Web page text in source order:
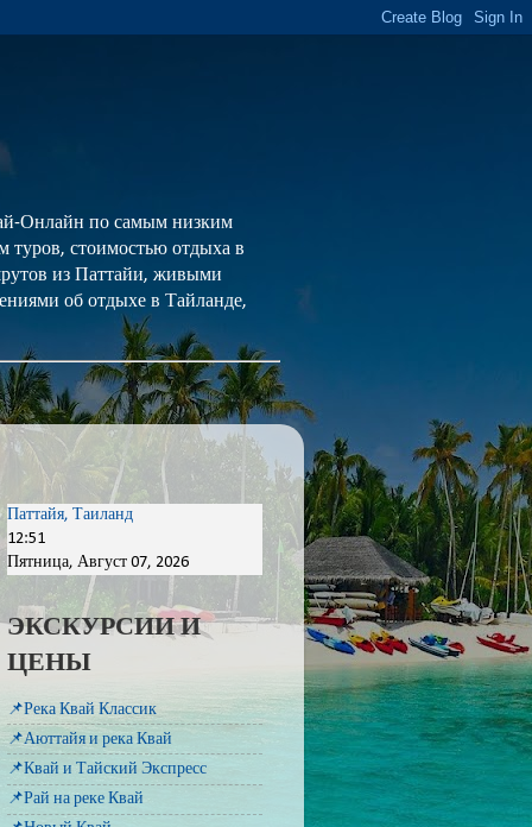
Онлайн по самым низким
туров, стоимостью отдыха в
из Паттайи, живыми
об отдыхе в Тайланде,
Паттайя, Таиланд
12:51
Пятница, Август 07, 2026
ЭКСКУРСИИ И
ЦЕНЫ
📌Река Квай Классик
📌Аюттайя и река Квай
📌Квай и Тайский Экспресс
📌Рай на реке Квай